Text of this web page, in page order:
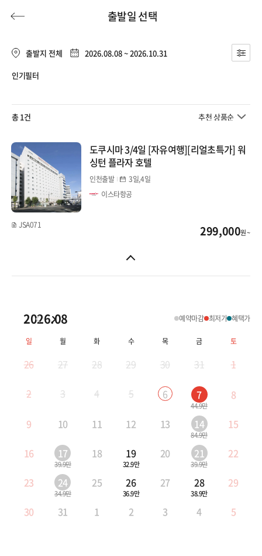
출발일 선택
출발지 전체 2026.08.08 ~ 2026.10.31
인기필터
총 1건 추천 상품순
도쿠시마 3/4일 [자유여행][리얼초특가] 워
싱턴 플라자 호텔
인천출발
3일,4일
이스타항공
JSA071 299,000원 ~
2026.08
일 월 화 수 목 금 토
26 27 28 29 30 31 1
2 3 4 5 6 7
44.9만
8
9 10 11 12 13 14
84.9만
15
16 17
39.9만
18 19
32.9만
20 21
39.9만
22
23 24
34.9만
25 26
36.9만
27 28
38.9만
29
30 31 1 2 3 4 5
예약마감 최저가 혜택가